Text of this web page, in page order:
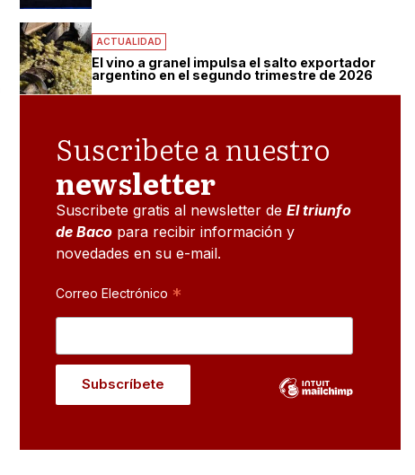
ACTUALIDAD
El vino a granel impulsa el salto exportador
argentino en el segundo trimestre de 2026
Suscribete a nuestro
newsletter
Suscribete gratis al newsletter deEl triunfo
de Baco para recibir información y
novedades en su e-mail.
Correo Electrónico *